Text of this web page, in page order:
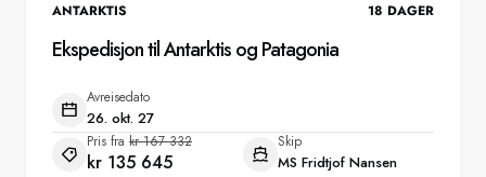
ANTARKTIS 18 DAGER
Ekspedisjon til Antarktis og Patagonia
Avreisedato
26. okt. 27
Pris fra kr 167 332
kr 135 645
Skip
MS Fridtjof Nansen